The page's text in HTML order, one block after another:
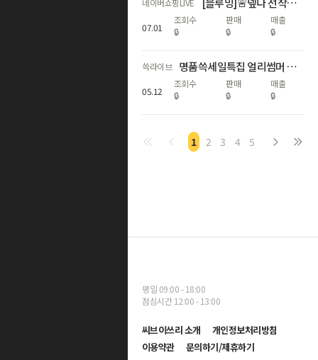
네이버쇼핑LIVE
07.01
조회수
🔒
판매
🔒
매출
🔒
쓱라이브 명품쓱세일특집 얼리썸머 럭셔리! 가니/끌로에/드래곤디퓨전 外 핫딜
05.12
조회수
🔒
판매
🔒
매출
🔒
1 2 3 4 5
평일 09:00 - 18:00
점심시간 12:00 - 13:00
씨브이쓰리 소개
개인정보처리방침
이용약관
문의하기/제휴하기